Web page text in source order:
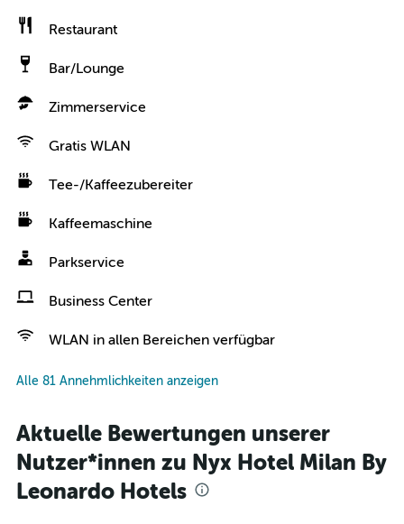
Restaurant
Bar/Lounge
Zimmerservice
Gratis WLAN
Tee-/Kaffeezubereiter
Kaffeemaschine
Parkservice
Business Center
WLAN in allen Bereichen verfügbar
Alle 81 Annehmlichkeiten anzeigen
Aktuelle Bewertungen unserer
Nutzer*innen zu Nyx Hotel Milan By
Leonardo Hotels